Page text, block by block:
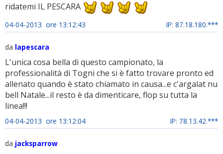
ridatemi IL PESCARA
04-04-2013 ore 13:12:43 IP: 87.18.180.***
da lapescara
L'unica cosa bella di questo campionato, la
professionalità di Togni che si è fatto trovare pronto ed
allenato quando è stato chiamato in causa...e c'argalat nu
bell Natale...il resto è da dimenticare, flop su tutta la
linea!!!
04-04-2013 ore 13:12:04 IP: 78.13.42.***
da jacksparrow